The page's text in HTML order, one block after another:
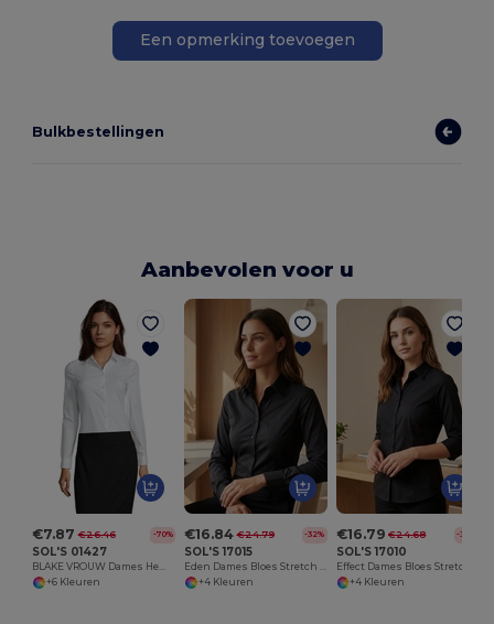
Een opmerking toevoegen
Bulkbestellingen
Aanbevolen voor u
€7.87 €26.46 -70%
SOL'S 01427
+6 Kleuren
€16.84 €24.79 -32%
SOL'S 17015
+4 Kleuren
€16.79 €24.68 -32%
SOL'S 17010
+4 Kleuren